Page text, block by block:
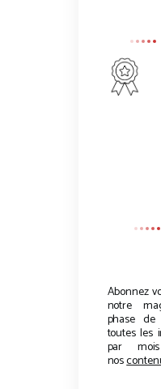
Abonnez
notre
phase de
toutes les
par
nos